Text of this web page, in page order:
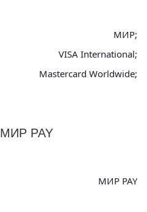
МИР;
VISA International;
Mastercard Worldwide;
PAY
МИР PAY